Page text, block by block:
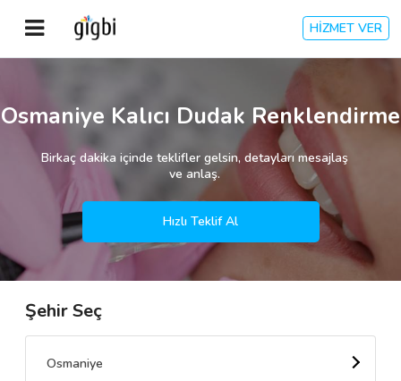
HİZMET VER
Giriş Yap
Kayıt Ol
Kategoriler
🎈 Biz Kimiz?
Osmaniye Kalıcı Dudak Renklendirme
Birkaç dakika içinde teklifler gelsin, detayları mesajlaş
ve anlaş.
Hızlı Teklif Al
Şehir Seç
Osmaniye